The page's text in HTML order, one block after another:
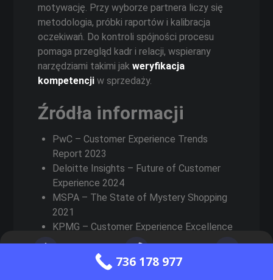
motywację. Przy wyborze partnera liczy się
metodologia, próbki raportów i kalibracja
oczekiwań. Do kontroli spójności procesu
pomaga przegląd kadr i relacji, wspierany
narzędziami takimi jakweryfikacja
kompetencji w sprzedaży.
Źródła informacji
PwC – Customer Experience Trends
Report 2023
Deloitte Insights – Future of Customer
Experience 2024
MSPA – The State of Mystery Shopping
2021
KPMG – Customer Experience Excellence
Report 2023
EY – Retail and Consumer Report 2023
GUS – Handel wewnętrzny w 2023 r.
Zadzwoń do nas
736 178 977